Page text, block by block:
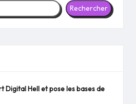
Rechercher
Digital Hell et pose les bases de